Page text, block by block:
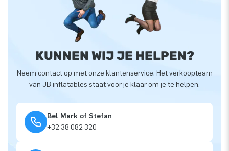
KUNNEN WIJ JE HELPEN?
Neem contact op met onze klantenservice. Het verkoopteam
van JB inflatables staat voor je klaar om je te helpen.
Bel Mark of Stefan
+32 38 082 320